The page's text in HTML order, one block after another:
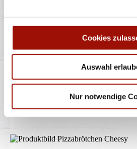
Cookies
Auswahl
Nur notwendige
Spaghetti oder Penne,
Gran Moravia (Hartkäse),...mehr
12,40 €